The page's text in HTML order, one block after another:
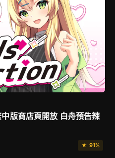
版商店頁開放 白舟預告辣
★ 91%